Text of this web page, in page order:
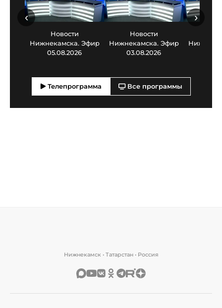
Новости
Нижнекамска. Эфир
05.08.2026
Новости
Нижнекамска. Эфир
03.08.2026
‹ ›
Телепрограмма Все программы
Нижнекамск • Татарстан • Россия